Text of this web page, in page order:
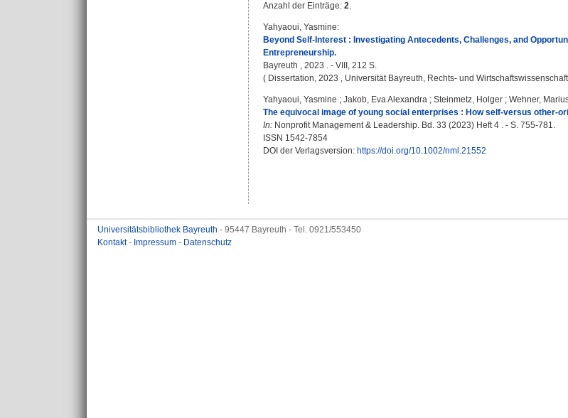
Anzahl der Einträge: 2.
Yahyaoui, Yasmine:
Beyond Self-Interest : Investigating Antecedents, Challenges, and
Entrepreneurship.
Bayreuth , 2023 . - VIII, 212 S.
( Dissertation, 2023 , Universität Bayreuth, Rechts- und
Yahyaoui, Yasmine ; Jakob, Eva Alexandra ; Steinmetz, Holger ; Wehner,
The equivocal image of young social enterprises : How self-versus other-
In: Nonprofit Management & Leadership. Bd. 33 (2023) Heft 4 . - S. 755-781.
ISSN 1542-7854
DOI der Verlagsversion: https://doi.org/10.1002/nml.21552
Universitätsbibliothek Bayreuth - 95447 Bayreuth - Tel. 0921/553450
Kontakt- Impressum - Datenschutz